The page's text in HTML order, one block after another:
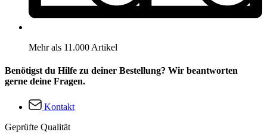
Mehr als 11.000 Artikel
Benötigst du Hilfe zu deiner Bestellung? Wir beantworten
gerne deine Fragen.
Kontakt
Geprüfte Qualität